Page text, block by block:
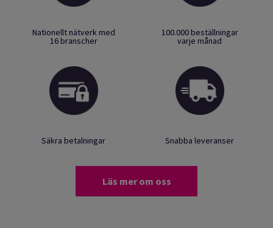
Nationellt nätverk med
16 branscher
100.000 beställningar
varje månad
Säkra betalningar Snabba leveranser
Läs mer om oss